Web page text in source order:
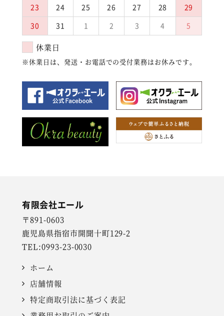
23
24 25 26 27 28
29
30
31 1 2 3 4 5
休業日
※休業日は、発送・お電話での受付業務はお休みです。
有限会社エール
〒891-0603
鹿児島県指宿市開聞十町129-2
TEL:0993-23-0030
ホーム
店舗情報
特定商取引法に基づく表記